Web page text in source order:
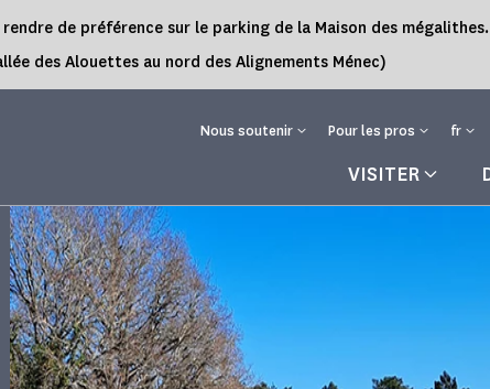
de préférence sur le parking de la Maison des mégalithes.
des Alouettes au nord des Alignements Ménec)
Nous soutenir Pour les pros fr
VISITER